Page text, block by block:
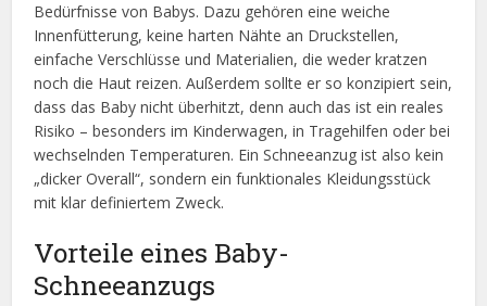
Bedürfnisse von Babys. Dazu gehören eine weiche
Innenfütterung, keine harten Nähte an Druckstellen,
einfache Verschlüsse und Materialien, die weder kratzen
noch die Haut reizen. Außerdem sollte er so konzipiert sein,
dass das Baby nicht überhitzt, denn auch das ist ein reales
Risiko – besonders im Kinderwagen, in Tragehilfen oder bei
wechselnden Temperaturen. Ein Schneeanzug ist also kein
„dicker Overall“, sondern ein funktionales Kleidungsstück
mit klar definiertem Zweck.
Vorteile eines Baby-
Schneeanzugs